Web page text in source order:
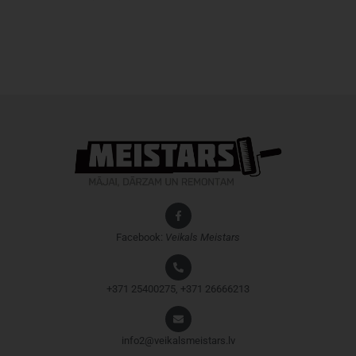
Facebook: Veikals Meistars
+371 25400275, +371 26666213
info2@veikalsmeistars.lv